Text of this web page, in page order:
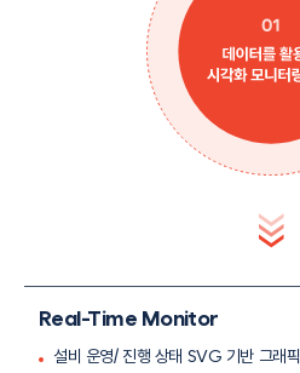
Real-Time Monitor
설비 운영/ 진행 상태 SVG 기반 그래